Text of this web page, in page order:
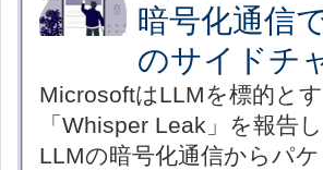
暗号化通信
のサイドチ
MicrosoftはLLMを標的と
「Whisper Leak」を報告
LLMの暗号化通信からパ